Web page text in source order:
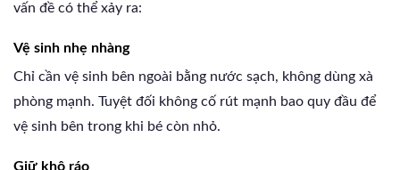
vấn đề có thể xảy ra:
Vệ sinh nhẹ nhàng
Chỉ cần vệ sinh bên ngoài bằng nước sạch, không dùng xà
phòng mạnh. Tuyệt đối không cố rút mạnh bao quy đầu để
vệ sinh bên trong khi bé còn nhỏ.
Giữ khô ráo